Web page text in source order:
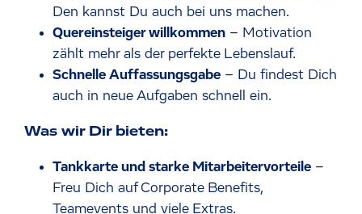
Den kannst Du auch bei uns machen.
Quereinsteiger willkommen – Motivation
zählt mehr als der perfekte Lebenslauf.
Schnelle Auffassungsgabe – Du findest Dich
auch in neue Aufgaben schnell ein.
Was wir Dir bieten:
Tankkarte und starke Mitarbeitervorteile –
Freu Dich auf Corporate Benefits,
Teamevents und viele Extras.